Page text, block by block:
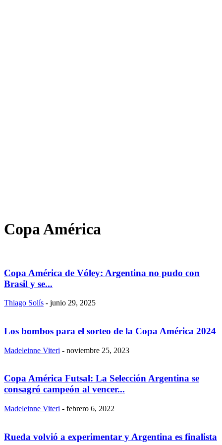
Copa América
Copa América de Vóley: Argentina no pudo con
Brasil y se...
Thiago Solís - junio 29, 2025
Los bombos para el sorteo de la Copa América 2024
Madeleinne Viteri - noviembre 25, 2023
Copa América Futsal: La Selección Argentina se
consagró campeón al vencer...
Madeleinne Viteri - febrero 6, 2022
Rueda volvió a experimentar y Argentina es finalista